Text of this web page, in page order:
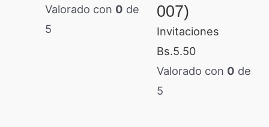
Valorado con 0 de
5
007)
Invitaciones
Bs.5.50
Valorado con 0 de
5